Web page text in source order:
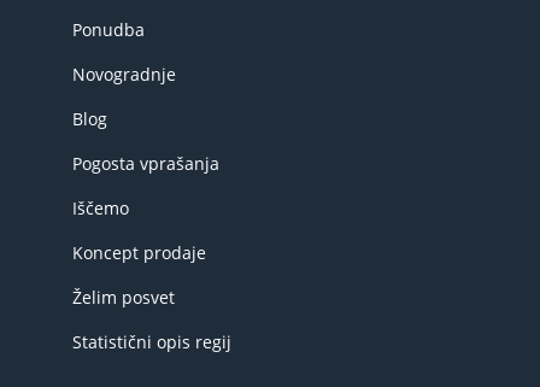
Ponudba
Novogradnje
Blog
Pogosta vprašanja
Iščemo
Koncept prodaje
Želim posvet
Statistični opis regij